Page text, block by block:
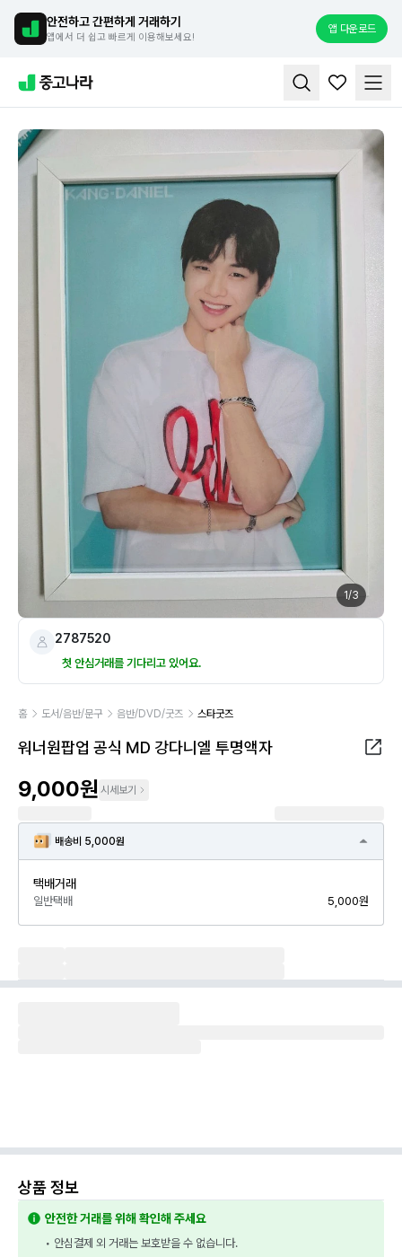
안전하고 간편하게 거래하기
앱에서 더 쉽고 빠르게 이용해보세요!
앱 다운로드
1/3
2787520
첫 안심거래를 기다리고 있어요.
홈 도서/음반/문구 음반/DVD/굿즈 스타굿즈
워너원팝업 공식 MD 강다니엘 투명액자
9,000원 시세보기
배송비 5,000원
택배거래
일반택배 5,000원
상품 정보
안전한 거래를 위해 확인해 주세요
• 안심결제 외 거래는 보호받을 수 없습니다.